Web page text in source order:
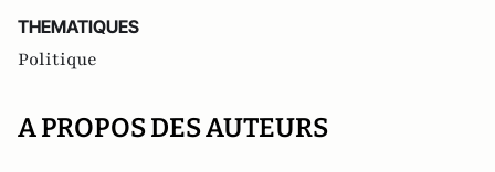
THEMATIQUES
Politique
A PROPOS DES AUTEURS